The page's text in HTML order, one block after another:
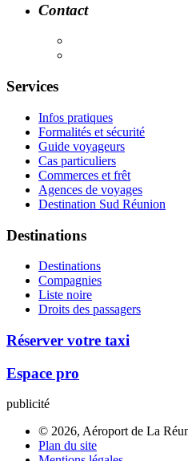
Contact
Services
Infos pratiques
Formalités et sécurité
Guide voyageurs
Cas particuliers
Commerces et frêt
Agences de voyages
Destination Sud Réunion
Destinations
Destinations
Compagnies
Liste noire
Droits des passagers
Réserver votre taxi
Espace pro
publicité
© 2026, Aéroport de La
Plan du site